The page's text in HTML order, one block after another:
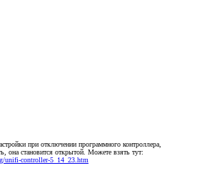
при отключении программного контроллера,
она становится открытой. Можете взять тут:
unifi-controller-5_14_23.htm